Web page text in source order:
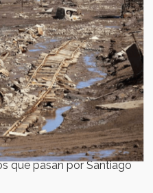
que pasan por Santiago